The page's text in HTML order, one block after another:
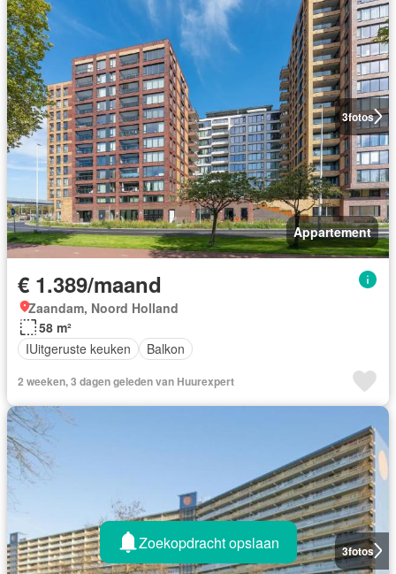
3fotos
Appartement
€ 1.389/maand
Zaandam, Noord Holland
58 m²
IUitgeruste keuken
Balkon
2 weeken, 3 dagen geleden van Huurexpert
3fotos
Zoekopdracht opslaan